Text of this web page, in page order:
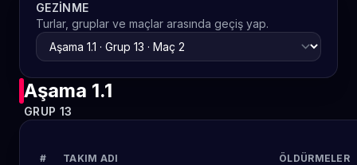
GEZINME
Turlar, gruplar ve maçlar arasında geçiş yap.
Aşama 1.1
GRUP 13
# TAKIM ADI ÖLDÜRMELER